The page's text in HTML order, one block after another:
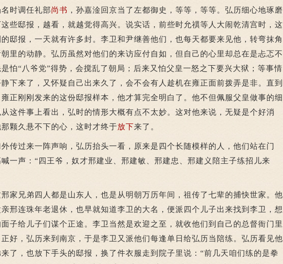
时调任礼部尚书 ，孙嘉淦回京当了左都御史，等等，等等。弘历细心地琢磨
这些邸报，越看，就越觉得高兴。说实话，前些时允禩等人大闹乾清宫时，这
的邸报，一天就有许多封。李卫和尹继善他们，也每天都要来见他，转弯抹角
里的动静。弘历虽然对他们的来访应付自如，但自己的心里却总在是忐忑不
怕“八爷党”得势，会搅乱了朝局；后来又怕父皇一怒之下要兴大狱；等事情
下来了，又怀疑自己出来久了，会不会有人趁机在雍正面前拨弄是非。直到
正刚刚发来的这份邸报样本，他才算完全明白了。他不但佩服父皇做事的细
这件事上看出，弘时的情形大概有点不太妙。这对他来说，无疑是个好消
颗久悬不下的心，这时才终于放下来了。
过来一阵声响，弘历抬头一看，原来是四个长随模样的人，他们站在门
一声：“四王爷，奴才邢建业、邢建敏、邢建忠、邢建义陪主子练招儿来
兄弟四人都是山东人，也是从明朝万历年间，祖传了七辈的捕快世家。他
邢连珠年老退休，也早就知道李卫的大名，便派四个儿子出来找到李卫，想
子给儿子们谋个正途。李卫当然是欢迎之至，就收他们到自己的总督衙门里
正好，弘历来到南京，于是李卫又派他们每逢单日给弘历当陪练。弘历看见他
了，也放下手头的邸报，换了件衣服走到院子里说：“前几天咱们练的是拳